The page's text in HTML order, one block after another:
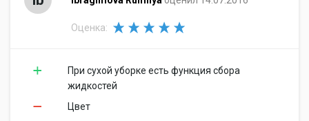
Оценка:
При сухой уборке есть функция сбора
жидкостей
Цвет